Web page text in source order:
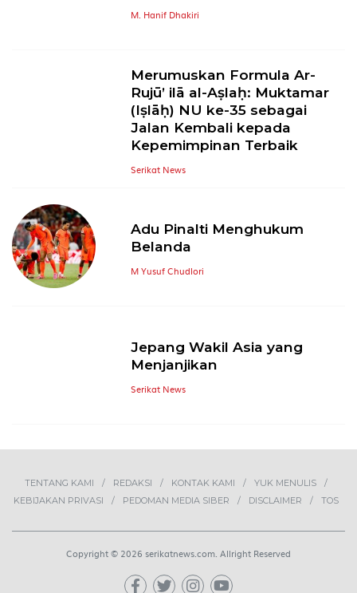
M. Hanif Dhakiri
Merumuskan Formula Ar-
Rujū’ ilā al-Aṣlaḥ: Muktamar
(Iṣlāḥ) NU ke-35 sebagai
Jalan Kembali kepada
Kepemimpinan Terbaik
Serikat News
Adu Pinalti Menghukum
Belanda
M Yusuf Chudlori
Jepang Wakil Asia yang
Menjanjikan
Serikat News
TENTANG KAMI REDAKSI KONTAK KAMI
YUK MENULIS
KEBIJAKAN PRIVASI
PEDOMAN MEDIA SIBER DISCLAIMER TOS
Copyright © 2026 serikatnews.com. Allright Reserved